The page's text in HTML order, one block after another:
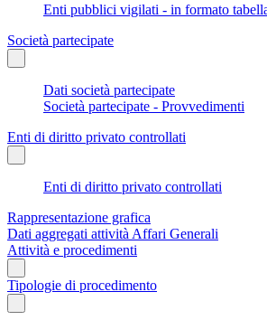
Enti pubblici vigilati - in formato
Società partecipate
Dati società partecipate
Società partecipate - Provvedimenti
Enti di diritto privato controllati
Enti di diritto privato controllati
Rappresentazione grafica
Dati aggregati attività Affari Generali
Attività e procedimenti
Tipologie di procedimento